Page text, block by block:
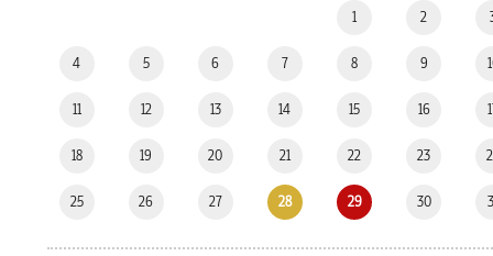
1 2
4 5 6 7 8 9
11 12 13 14 15 16
18 19 20 21 22 23
25 26 27 28 29 30